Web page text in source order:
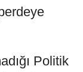
Politik